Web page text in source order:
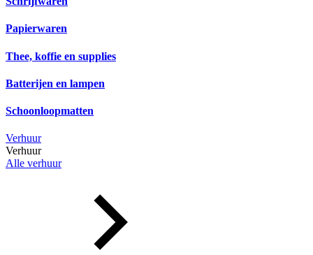
Papierwaren
Thee, koffie en supplies
Batterijen en lampen
Schoonloopmatten
Verhuur
Verhuur
Alle verhuur